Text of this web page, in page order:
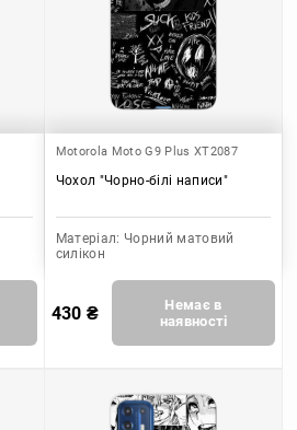
Motorola Moto G9 Plus XT2087
Чохол "Чорно-білі написи"
Матеріал: Чорний матовий
силікон
430 ₴
Немає в
наявності